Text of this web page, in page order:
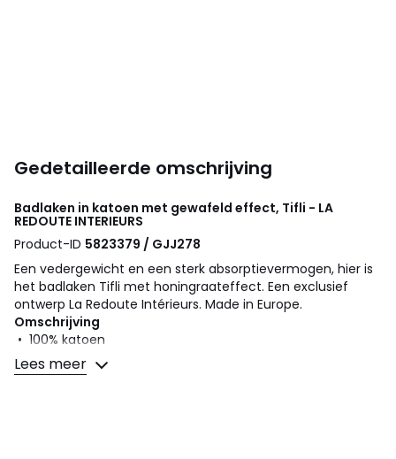
Gedetailleerde omschrijving
Badlaken in katoen met gewafeld effect, Tifli - LA
REDOUTE INTERIEURS
Product-ID 5823379 / GJJ278
Een vedergewicht en een sterk absorptievermogen, hier is
het badlaken Tifli met honingraateffect. Een exclusief
ontwerp La Redoute Intérieurs. Made in Europe.
Omschrijving
• 100% katoen
• Honingraat 320 g/m2
• Afgewerkt met biesje
Lees meer